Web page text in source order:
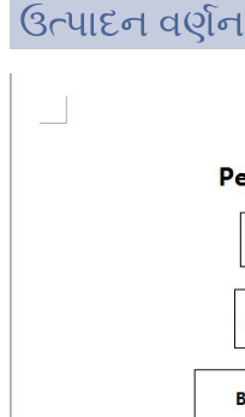
ઉત્પાદન વર્ણન